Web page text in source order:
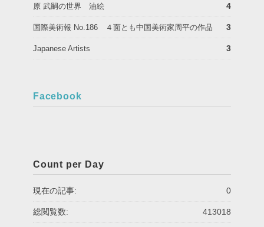
原 武嗣の世界 油絵 4
国際美術報 No.186 ４面とも中国美術家周平の作品 3
Japanese Artists 3
Facebook
Count per Day
0
現在の記事:
413018
総閲覧数: